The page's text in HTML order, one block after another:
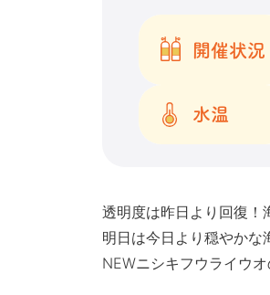
開催状況
水温
透明度は昨日より回復！
明日は今日より穏やかな
NEWニシキフウライウ